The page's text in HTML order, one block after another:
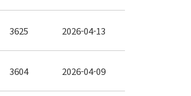
3625 2026-04-13
3604 2026-04-09